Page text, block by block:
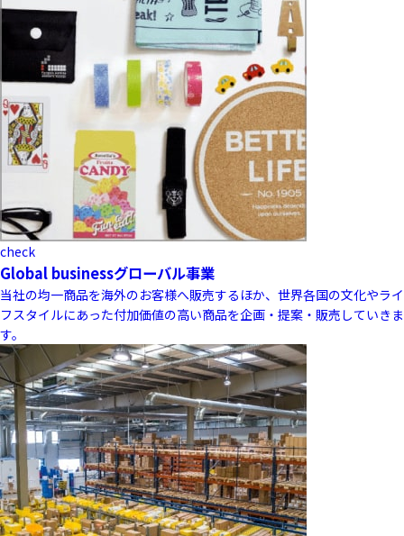
check
Global businessグローバル事業
当社の均一商品を海外のお客様へ販売するほか、世界各国の文化やライ
フスタイルにあった付加価値の高い商品を企画・提案・販売していきま
す。